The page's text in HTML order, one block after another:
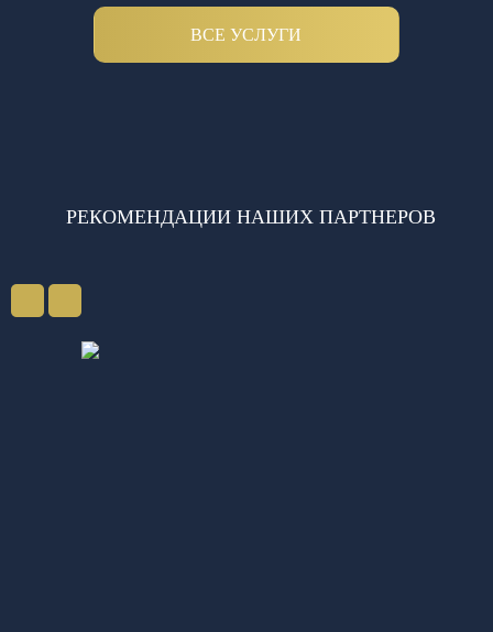
ВСЕ УСЛУГИ
РЕКОМЕНДАЦИИ НАШИХ ПАРТНЕРОВ